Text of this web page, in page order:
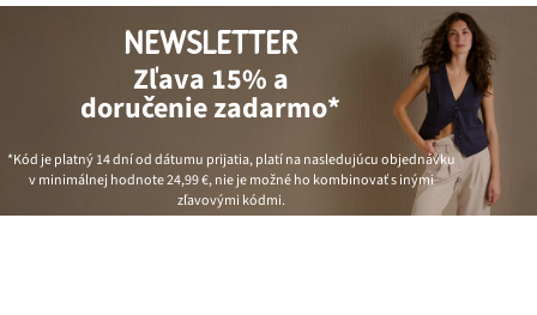
NEWSLETTER
Zľava 15% a
doručenie zadarmo*
*Kód je platný 14 dní od dátumu prijatia, platí na nasledujúcu objednávku
v minimálnej hodnote24,99 €, nie je možné ho kombinovať s inými
zľavovými kódmi.